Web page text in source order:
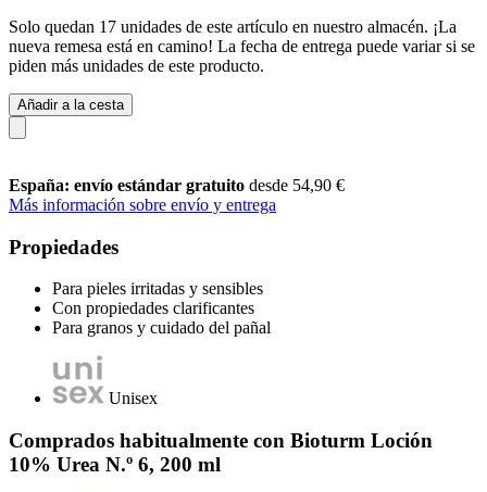
Solo quedan 17 unidades de este artículo en nuestro almacén. ¡La
nueva remesa está en camino! La fecha de entrega puede variar si se
piden más unidades de este producto.
Añadir a la cesta
España: envío estándar gratuito desde 54,90 €
Más información sobre envío y entrega
Propiedades
Para pieles irritadas y sensibles
Con propiedades clarificantes
Para granos y cuidado del pañal
Unisex
Comprados habitualmente con Bioturm Loción
10% Urea N.º 6, 200 ml